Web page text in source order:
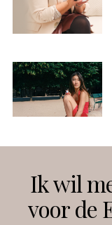
Instagram
Ik wil
voor de